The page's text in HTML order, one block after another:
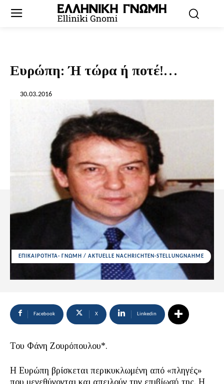
Ευρώπη: Ή τώρα ή ποτέ!…
30.03.2016
ΕΠΙΚΑΙΡΟΤΗΤΑ- ΓΝΩΜΗ / AKTUELLE NACHRICHTEN-STELLUNGNAHME
Facebook X Linkedin
Του Φάνη Ζουρόπουλου*.
Η Ευρώπη βρίσκεται περικυκλωμένη από «πληγές»
που μεγεθύνονται και απειλούν την επιβίωσή της. Η